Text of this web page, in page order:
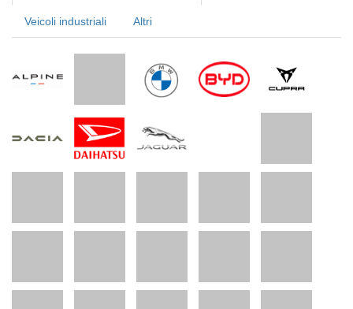
Veicoli industriali Altri